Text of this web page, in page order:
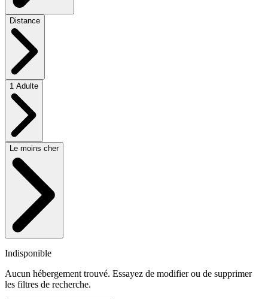
Distance
1 Adulte
Le moins cher
Indisponible
Aucun hébergement trouvé. Essayez de modifier ou de supprimer
les filtres de recherche.